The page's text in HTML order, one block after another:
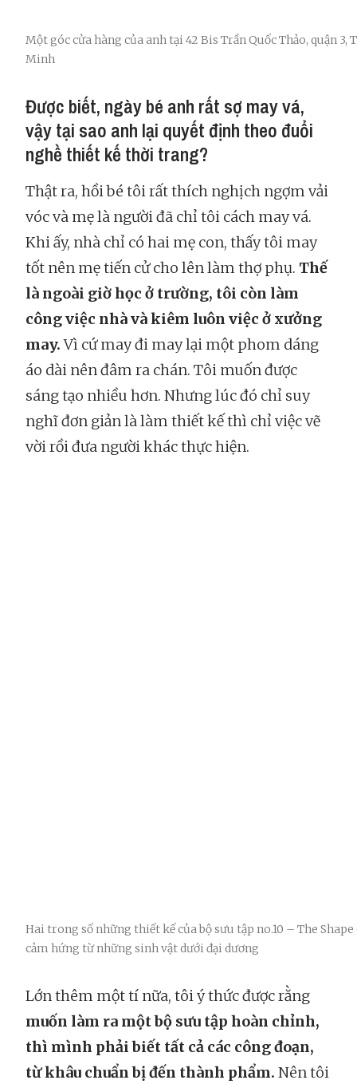
Một góc cửa hàng của anh tại 42 Bis Trần Quốc Thảo, quận 3,
Minh
Được biết, ngày bé anh rất sợ may vá,
vậy tại sao anh lại quyết định theo đuổi
nghề thiết kế thời trang?
Thật ra, hồi bé tôi rất thích nghịch ngợm vải
vóc và mẹ là người đã chỉ tôi cách may vá.
Khi ấy, nhà chỉ có hai mẹ con, thấy tôi may
tốt nên mẹ tiến cử cho lên làm thợ phụ. Thế
là ngoài giờ học ở trường, tôi còn làm
công việc nhà và kiêm luôn việc ở xưởng
may.Vì cứ may đi may lại một phom dáng
áo dài nên đâm ra chán. Tôi muốn được
sáng tạo nhiều hơn. Nhưng lúc đó chỉ suy
nghĩ đơn giản là làm thiết kế thì chỉ việc vẽ
vời rồi đưa người khác thực hiện.
Hai trong số những thiết kế của bộ sưu tập no.10 – The
cảm hứng từ những sinh vật dưới đại dương
Lớn thêm một tí nữa, tôi ý thức được rằng
muốn làm ra một bộ sưu tập hoàn chỉnh,
thì mình phải biết tất cả các công đoạn,
từ khâu chuẩn bị đến thành phẩm. Nên tôi